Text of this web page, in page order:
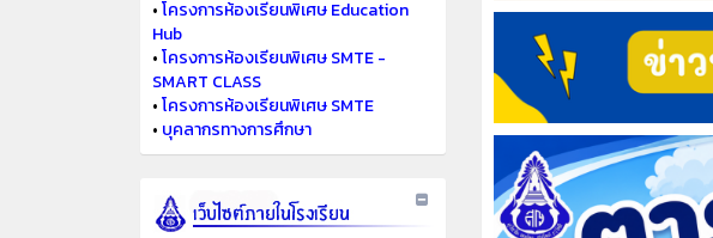
•โครงการห้องเรียนพิเศษ Education
Hub
•โครงการห้องเรียนพิเศษ SMTE -
SMART CLASS
•โครงการห้องเรียนพิเศษ SMTE
• บุคลากรทางการศึกษา